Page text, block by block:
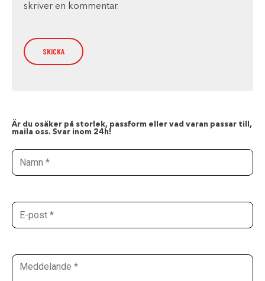
skriver en kommentar.
Är du osäker på storlek, passform eller vad varan passar till,
maila oss. Svar inom 24h!